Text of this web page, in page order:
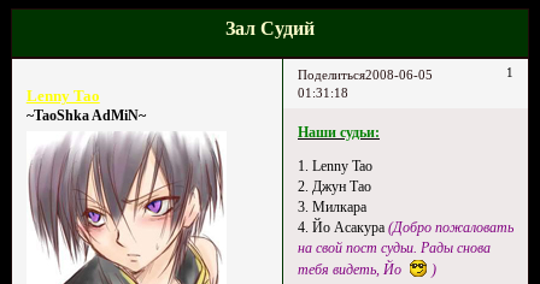
Зал Судий
Поделиться 1
2008-06-05
01:31:18
Lenny Tao
~TaoShka AdMiN~
Наши судьи:
1. Lenny Tao
2. Джун Тао
3. Милкара
4. Йо Асакура (Добро пожаловать
на свой пост судьи. Рады снова
тебя видеть, Йо
)